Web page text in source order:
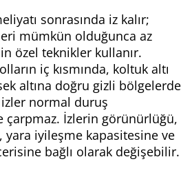
sonrasında iz kalır;
mümkün olduğunca az
özel teknikler kullanır.
iç kısmında, koltuk altı
altına doğru gizli bölgelerde
izler normal duruş
çarpmaz. İzlerin görünürlüğü,
yara iyileşme kapasitesine ve
bağlı olarak değişebilir.